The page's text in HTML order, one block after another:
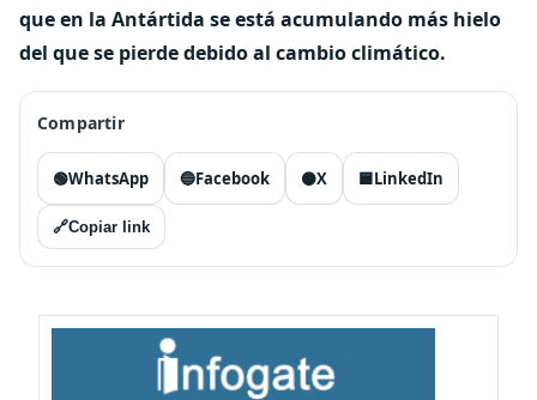
que en la Antártida se está acumulando más hielo
del que se pierde debido al cambio climático.
Compartir
🟢WhatsApp 🔵Facebook ⚫X 🟦LinkedIn
🔗Copiar link